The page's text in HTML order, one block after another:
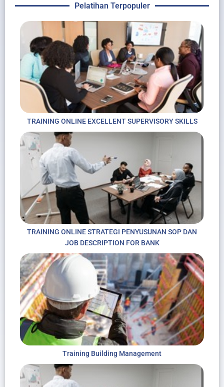
Pelatihan Terpopuler
TRAINING ONLINE EXCELLENT SUPERVISORY SKILLS
TRAINING ONLINE STRATEGI PENYUSUNAN SOP DAN
JOB DESCRIPTION FOR BANK
Training Building Management